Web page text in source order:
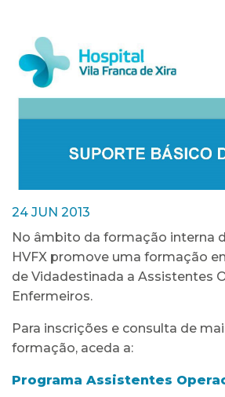
24 JUN 2013
No âmbito da formação interna
HVFX promove uma formação
de Vidadestinada a Assistentes
Enfermeiros.
Para inscrições e consulta de
formação, aceda a:
Programa Assistentes